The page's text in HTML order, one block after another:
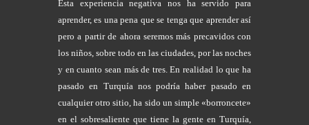
Esta experiencia negativa nos ha servido para
aprender, es una pena que se tenga que aprender así
pero a partir de ahora seremos más precavidos con
los niños, sobre todo en las ciudades, por las noches
y en cuanto sean más de tres. En realidad lo que ha
pasado en Turquía nos podría haber pasado en
cualquier otro sitio, ha sido un simple «borroncete»
en el sobresaliente que tiene la gente en Turquía,